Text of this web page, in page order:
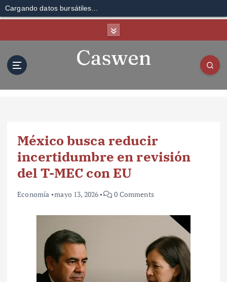
Cargando datos bursátiles...
México busca reducir
incertidumbre en revisión
del T-MEC con EU
Economía mayo 13, 2026 0 Comments